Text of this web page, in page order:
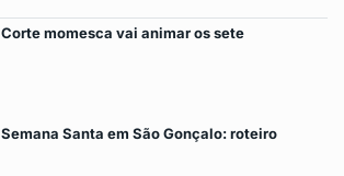
Corte momesca vai animar os sete
Semana Santa em São Gonçalo: roteiro